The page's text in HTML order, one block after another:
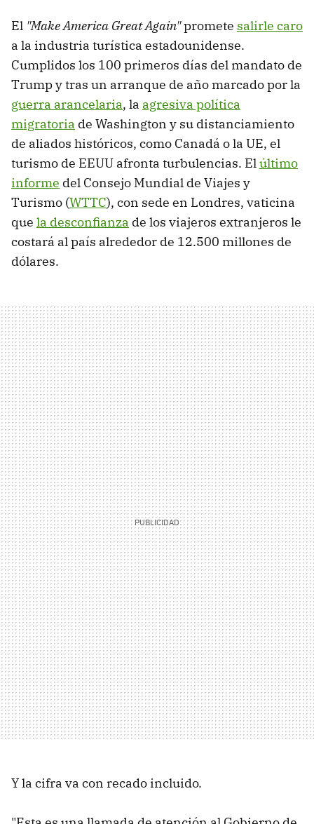
El "Make America Great Again"promete salirle caro
a la industria turística estadounidense.
Cumplidos los 100 primeros días del mandato de
Trump y tras un arranque de año marcado por la
guerra arancelaria, la agresiva política
migratoria de Washington y su distanciamiento
de aliados históricos, como Canadá o la UE, el
turismo de EEUU afronta turbulencias. Elúltimo
informe del Consejo Mundial de Viajes y
Turismo (WTTC), con sede en Londres, vaticina
que la desconfianza de los viajeros extranjeros le
costará al país alrededor de 12.500 millones de
dólares.
Y la cifra va con recado incluido.